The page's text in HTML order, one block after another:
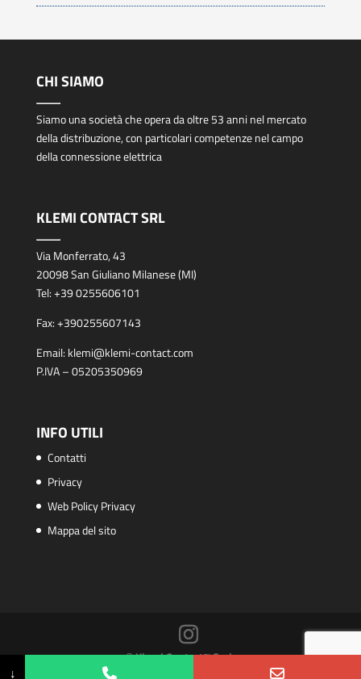
CHI SIAMO
Siamo una società che opera da oltre 53 anni nel mercato
della distribuzione, con particolari competenze nel campo
della connessione elettrica
KLEMI CONTACT SRL
Via Monferrato, 43
20098 San Giuliano Milanese (MI)
Tel:+39 0255606101
Fax:+390255607143
Email: klemi@klemi-contact.com
P.IVA – 05205350969
INFO UTILI
Contatti
Privacy
Web Policy Privacy
Mappa del sito
© Klemi Contact™ S.r.l.
↓